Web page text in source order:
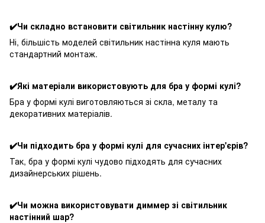
✔️Чи складно встановити світильник настінну кулю?
Ні, більшість моделей світильник настінна куля мають
стандартний монтаж.
✔️Які матеріали використовують для бра у формі кулі?
Бра у формі кулі виготовляються зі скла, металу та
декоративних матеріалів.
✔️Чи підходить бра у формі кулі для сучасних інтер'єрів?
Так, бра у формі кулі чудово підходять для сучасних
дизайнерських рішень.
✔️Чи можна використовувати диммер зі світильник
настінний шар?